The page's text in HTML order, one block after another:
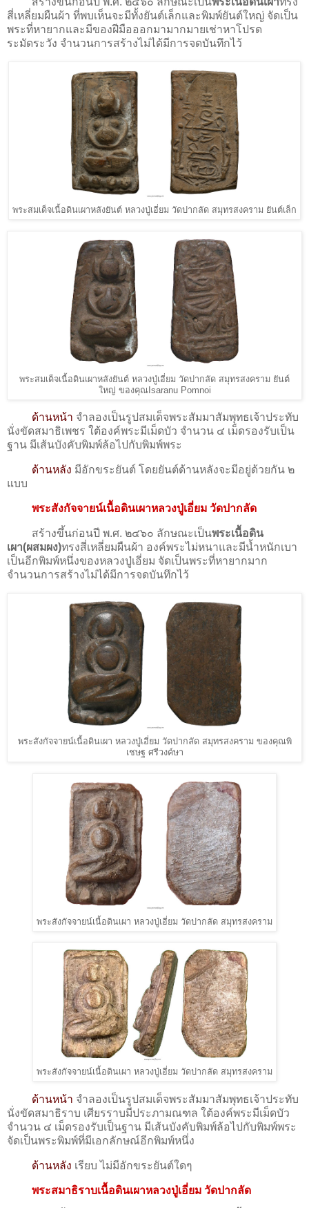
สี่เหลี่ยมผืนผ้า ที่พบเห็นจะมีทั้งยันต์เล็กและพิมพ์ยันต์ใหญ่ จัดเป็น
พระที่หายากและมีของฝีมือออกมามากมายเช่าหาโปรด
ระมัดระวัง จำนวนการสร้างไม่ได้มีการจดบันทึกไว้
พระสมเด็จเนื้อดินเผาหลังยันต์ หลวงปู่เอี่ยม วัดปากลัด สมุทรสงคราม ยันต์เล็ก
พระสมเด็จเนื้อดินเผาหลังยันต์ หลวงปู่เอี่ยม วัดปากลัด สมุทรสงคราม ยันต์
ใหญ่ ของคุณIsaranu Pomnoi
ด้านหน้า จำลองเป็นรูปสมเด็จพระสัมมาสัมพุทธเจ้าประทับ
นั่งขัดสมาธิเพชร ใต้องค์พระมีเม็ดบัว จำนวน ๔ เม็ดรองรับเป็น
ฐาน มีเส้นบังคับพิมพ์ล้อไปกับพิมพ์พระ
ด้านหลัง มีอักขระยันต์ โดยยันต์ด้านหลังจะมีอยู่ด้วยกัน ๒
แบบ
พระสังกัจจายน์เนื้อดินเผาหลวงปู่เอี่ยม วัดปากลัด
สร้างขึ้นก่อนปี พ.ศ. ๒๔๖๐ ลักษณะเป็นพระเนื้อดิน
เผา(ผสมผง)ทรงสี่เหลี่ยมผืนผ้า องค์พระไม่หนาและมีน้ำหนักเบา
เป็นอีกพิมพ์หนึ่งของหลวงปู่เอี่ยม จัดเป็นพระที่หายากมาก
จำนวนการสร้างไม่ได้มีการจดบันทึกไว้
พระสังกัจจายน์เนื้อดินเผา หลวงปู่เอี่ยม วัดปากลัด สมุทรสงคราม ของคุณพิ
เชษฐ ศรีวงค์ษา
พระสังกัจจายน์เนื้อดินเผา หลวงปู่เอี่ยม วัดปากลัด สมุทรสงคราม
พระสังกัจจายน์เนื้อดินเผา หลวงปู่เอี่ยม วัดปากลัด สมุทรสงคราม
ด้านหน้า จำลองเป็นรูปสมเด็จพระสัมมาสัมพุทธเจ้าประทับ
นั่งขัดสมาธิราบ เศียรราบมีประภามณฑล ใต้องค์พระมีเม็ดบัว
จำนวน ๔ เม็ดรองรับเป็นฐาน มีเส้นบังคับพิมพ์ล้อไปกับพิมพ์พระ
จัดเป็นพระพิมพ์ที่มีเอกลักษณ์อีกพิมพ์หนึ่ง
ด้านหลัง เรียบ ไม่มีอักขระยันต์ใดๆ
พระสมาธิราบเนื้อดินเผาหลวงปู่เอี่ยม วัดปากลัด